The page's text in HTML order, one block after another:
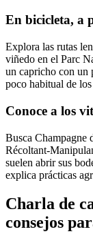
En bicicleta, a
Explora las rutas
viñedo en el Parc
un capricho con un
poco habitual de
Conoce a los
Busca
Récoltant-
suelen abrir sus
explica prácticas
Charla de
consejos